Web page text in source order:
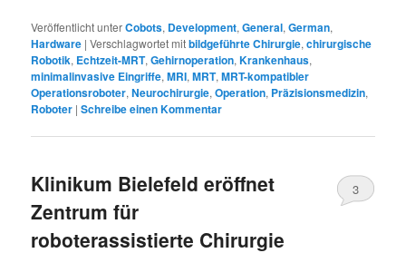
Veröffentlicht unterCobots, Development,General,German,
Hardware |Verschlagwortet mitbildgeführte Chirurgie,chirurgische
Robotik, Echtzeit-MRT,Gehirnoperation,Krankenhaus,
minimalinvasive Eingriffe,MRI,MRT,MRT-kompatibler
Operationsroboter,Neurochirurgie,Operation, Präzisionsmedizin,
Roboter |Schreibe einen Kommentar
Klinikum Bielefeld eröffnet
Zentrum für
roboterassistierte Chirurgie
3